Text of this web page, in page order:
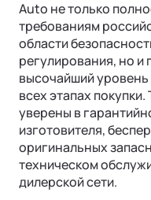
Auto не только
требованиям
области
регулирования, но и
высочайший уровень
всех этапах
уверены в
изготовителя,
оригинальных
техническом
дилерской сети.